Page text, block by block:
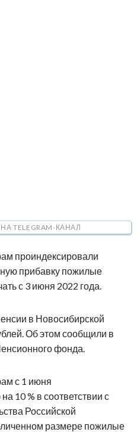
TELEGRAM-КАНАЛ
проиндексировали
прибавку пожилые
с 3 июня 2022 года.
в Новосибирской
Об этом сообщили в
фонда.
с 1 июня
10 % в соответствии с
Российской
размере пожилые